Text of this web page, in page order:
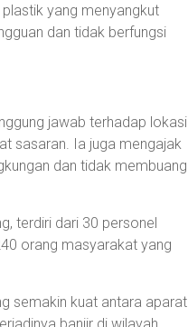
yang menyangkut
dan tidak berfungsi
jawab terhadap lokasi
sasaran. Ia juga mengajak
dan tidak membuang
terdiri dari 30 personel
orang masyarakat yang
semakin kuat antara aparat